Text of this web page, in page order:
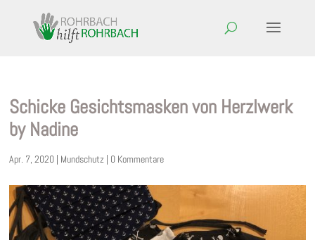
Schicke Gesichtsmasken von Herzlwerk
by Nadine
Apr. 7, 2020 | Mundschutz | 0 Kommentare